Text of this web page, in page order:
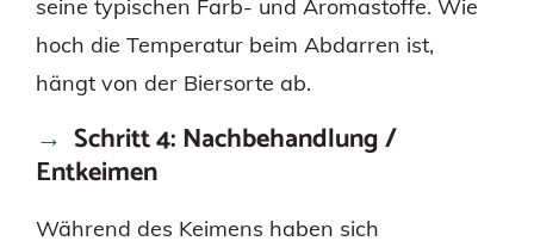
seine typischen Farb- und Aromastoffe. Wie
hoch die Temperatur beim Abdarren ist,
hängt von der Biersorte ab.
Schritt 4: Nachbehandlung /
Entkeimen
Während des Keimens haben sich